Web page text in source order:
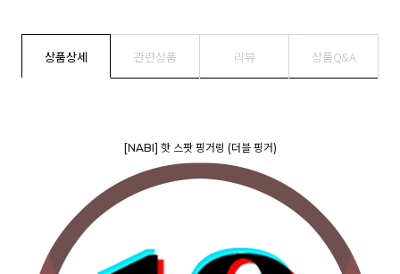
상품상세 관련상품 리뷰 상품Q&A
[NABI] 핫 스팟 핑거링 (더블 핑거)